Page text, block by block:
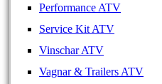
Performance ATV
Service Kit ATV
Vinschar ATV
Vagnar & Trailers ATV